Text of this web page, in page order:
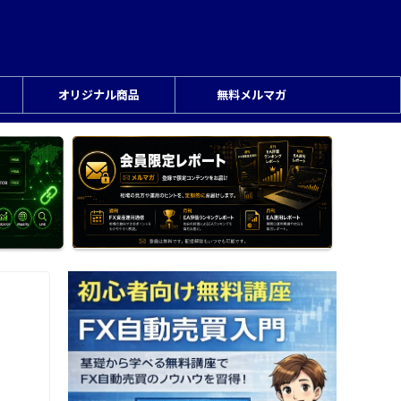
オリジナル商品 無料メルマガ